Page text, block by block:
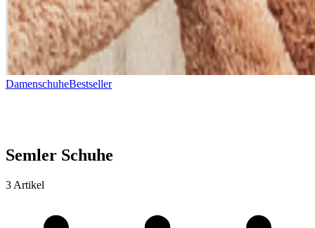
DamenschuheBestseller
Semler Schuhe
3 Artikel